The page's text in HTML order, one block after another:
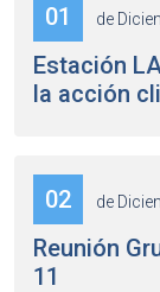
01 de
Estación
la acción
02 de
Reunión
11